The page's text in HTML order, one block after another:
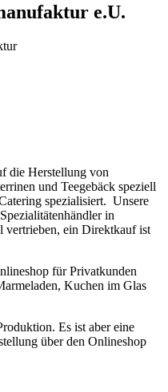
e.U.
die Herstellung von
und Teegebäck speziell
spezialisiert. Unsere
in
vertrieben, ein Direktkauf ist
für Privatkunden
Kuchen im Glas
Es ist aber eine
über den Onlineshop